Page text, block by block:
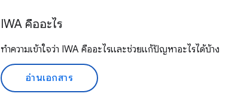
IWA คืออะไร
ทำความเข้าใจว่า IWA คืออะไรและช่วยแก้ปัญหาอะไรได้บ้าง
อ่านเอกสาร